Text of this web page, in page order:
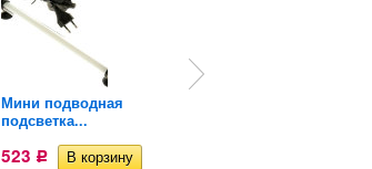
Мини подводная
подсветка...
523 Р